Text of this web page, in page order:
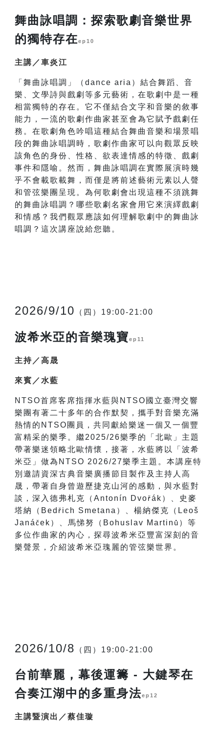
舞曲詠唱調：探索歌劇音樂世界
的獨特存在ep10
主講／車炎江
「舞曲詠唱調」（dance aria）結合舞蹈、音
樂、文學詩與戲劇等多元藝術，在歌劇中是一種
相當獨特的存在。它不僅結合文字和音樂的敘事
能力，一流的歌劇作曲家甚至會為它賦予戲劇任
務。在歌劇角色吟唱這種結合舞曲音樂和場景唱
段的舞曲詠唱調時，歌劇作曲家可以向觀眾反映
該角色的身份、性格、欲表達情感的特徵、戲劇
事件和隱喻。然而，舞曲詠唱調在實際展演時幾
乎不會載歌載舞，而僅是將前述藝術元素以人聲
和管弦樂團呈現。為何歌劇會出現這種不須跳舞
的舞曲詠唱調？哪些歌劇名家會用它來演繹戲劇
和情感？我們觀眾應該如何理解歌劇中的舞曲詠
唱調？這次講座說給您聽。
2026/9/10 （四）19:00-21:00
波希米亞的音樂瑰寶ep11
主持／高晟
來賓／水藍
NTSO首席客席指揮水藍與NTSO國立臺灣交響
樂團有著二十多年的合作默契，攜手對音樂充滿
熱情的NTSO團員，共同獻給樂迷一個又一個豐
富精采的樂季。繼2025/26樂季的「北歐」主題
帶著樂迷領略北歐情懷，接著，水藍將以「波希
米亞」做為NTSO 2026/27樂季主題。本講座特
別邀請資深古典音樂廣播節目製作及主持人高
晟，帶著自身曾遊歷捷克山河的感動，與水藍對
談，深入德弗札克（Antonín Dvořá k ）、史麥
塔納（Bed řich Smetana ）、楊納傑克（Leoš
Janáček ）、馬悌努（Bohuslav Martin ů ）等
多位作曲家的內心，探尋波希米亞豐富深刻的音
樂聲景，介紹波希米亞瑰麗的管弦樂世界。
2026/10/8 （四）19:00-21:00
台前華麗，幕後運籌 - 大鍵琴在
合奏江湖中的多重身法ep12
主講暨演出／蔡佳璇